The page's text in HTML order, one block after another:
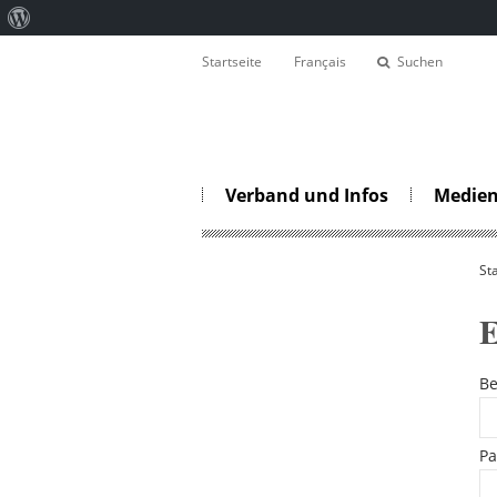
Startseite Français Suchen
Verband und Infos